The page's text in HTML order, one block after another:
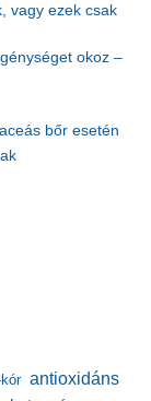
vagy ezek csak
okoz –
bőr esetén
antioxidáns